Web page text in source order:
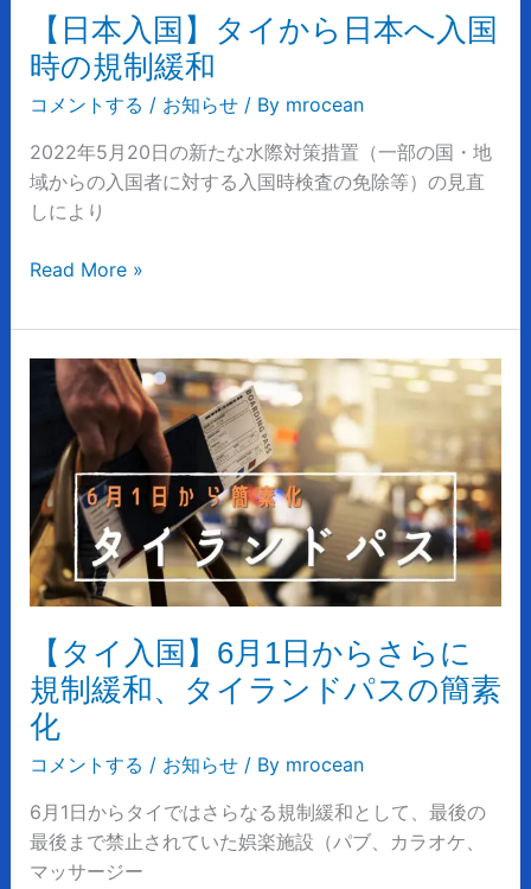
【日本入国】タイから日本へ入国
時の規制緩和
コメントする / お知らせ/ By mrocean
2022年5月20日の新たな水際対策措置（一部の国・地
域からの入国者に対する入国時検査の免除等）の見直
しにより
入
国
の
規
制
和
Read More »
【タイ入国】6月1日からさらに
規制緩和、タイランドパスの簡素
化
コメントする / お知らせ/ By mrocean
6月1日からタイではさらなる規制緩和として、最後の
最後まで禁止されていた娯楽施設（パブ、カラオケ、
マッサージー
【タ
国】
月
1
日
か
ら
に
規
緩
和、
タ